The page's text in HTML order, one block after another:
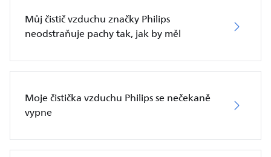
Můj čistič vzduchu značky Philips
neodstraňuje pachy tak, jak by měl
Moje čistička vzduchu Philips se nečekaně
vypne